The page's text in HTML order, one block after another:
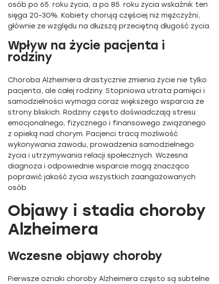
osób po 65. roku życia, a po 85. roku życia wskaźnik ten
sięga 20-30%. Kobiety chorują częściej niż mężczyźni,
głównie ze względu na dłuższą przeciętną długość życia.
Wpływ na życie pacjenta i
rodziny
Choroba Alzheimera drastycznie zmienia życie nie tylko
pacjenta, ale całej rodziny. Stopniowa utrata pamięci i
samodzielności wymaga coraz większego wsparcia ze
strony bliskich. Rodziny często doświadczają stresu
emocjonalnego, fizycznego i finansowego związanego
z opieką nad chorym. Pacjenci tracą możliwość
wykonywania zawodu, prowadzenia samodzielnego
życia i utrzymywania relacji społecznych. Wczesna
diagnoza i odpowiednie wsparcie mogą znacząco
poprawić jakość życia wszystkich zaangażowanych
osób.
Objawy i stadia choroby
Alzheimera
Wczesne objawy choroby
Pierwsze oznaki choroby Alzheimera często są subtelne